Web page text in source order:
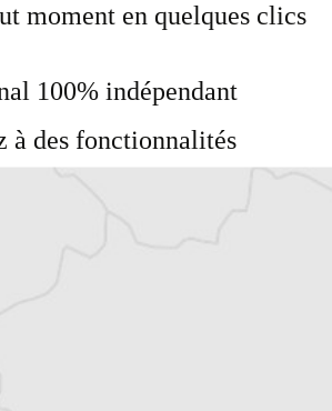
moment en quelques clics
100% indépendant
à des fonctionnalités